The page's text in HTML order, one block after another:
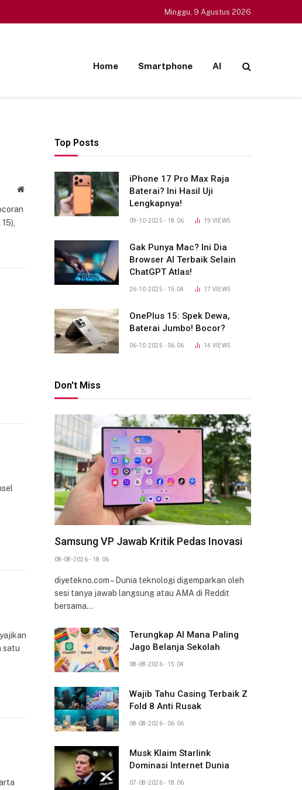
Minggu, 9 Agustus 2026
Home Smartphone AI
Website
satu
Top Posts
iPhone 17 Pro Max Raja
Baterai? Ini Hasil Uji
Lengkapnya!
09-10-2025 - 18.06 19 VIEWS
Gak Punya Mac? Ini Dia
Browser AI Terbaik Selain
ChatGPT Atlas!
26-10-2025 - 15.04 17 VIEWS
OnePlus 15: Spek Dewa,
Baterai Jumbo! Bocor?
06-10-2025 - 06.06 14 VIEWS
Don't Miss
Samsung VP Jawab Kritik Pedas Inovasi
08-08-2026 - 18.06
diyetekno.com – Dunia teknologi digemparkan oleh
sesi tanya jawab langsung atau AMA di Reddit
bersama…
Terungkap AI Mana Paling
Jago Belanja Sekolah
08-08-2026 - 15.04
Wajib Tahu Casing Terbaik Z
Fold 8 Anti Rusak
08-08-2026 - 06.06
Musk Klaim Starlink
Dominasi Internet Dunia
07-08-2026 - 18.06